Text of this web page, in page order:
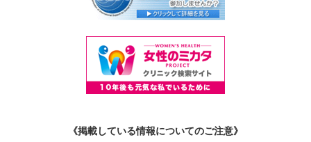
《掲載している情報についてのご注意》